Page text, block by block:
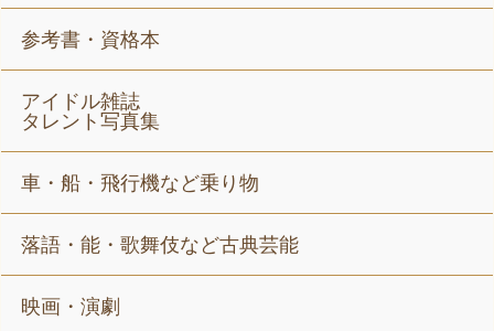
参考書・資格本
アイドル雑誌
タレント写真集
車・船・飛行機など乗り物
落語・能・歌舞伎など古典芸能
映画・演劇